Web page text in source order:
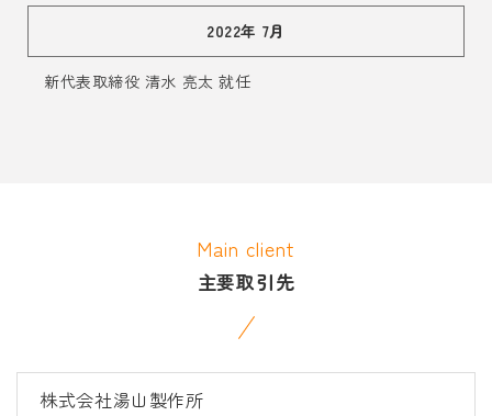
2022年 7月
新代表取締役 清水 亮太 就任
Main client
主要取引先
株式会社湯山製作所